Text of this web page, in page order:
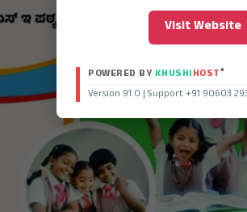
Visit Website
POWERED BY KHUSHIHOST®
Version 91.0 | Support +91 90603